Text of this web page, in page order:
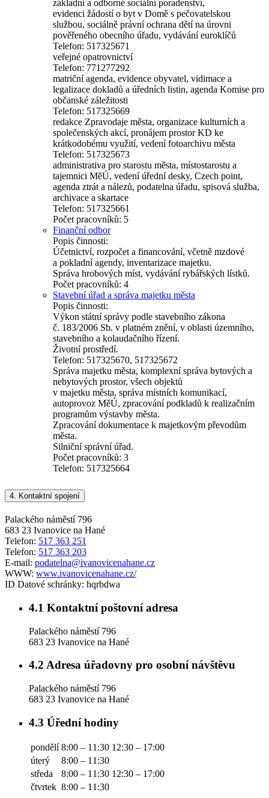
základní a odborné sociální poradenství,
evidenci žádostí o byt v Domě s pečovatelskou
službou, sociálně právní ochrana dětí na úrovni
pověřeného obecního úřadu, vydávání euroklíčů
Telefon: 517325671
veřejné opatrovnictví
Telefon: 771277292
matriční agenda, evidence obyvatel, vidimace a
legalizace dokladů a úředních listin, agenda Komise pro
občanské záležitosti
Telefon: 517325669
redakce Zpravodaje města, organizace kulturních a
společenských akcí, pronájem prostor KD ke
krátkodobému využití, vedení fotoarchivu města
Telefon: 517325673
administrativa pro starostu města, místostarostu a
tajemnici MěÚ, vedení úřední desky, Czech point,
agenda ztrát a nálezů, podatelna úřadu, spisová služba,
archivace a skartace
Telefon: 517325661
Počet pracovníků: 5
Finanční odbor
Popis činnosti:
Účetnictví, rozpočet a financování, včetně mzdové
a pokladní agendy, inventarizace majetku.
Správa hrobových míst, vydávání rybářských lístků.
Počet pracovníků: 4
Stavební úřad a správa majetku města
Popis činnosti:
Výkon státní správy podle stavebního zákona
č. 183/2006 Sb. v platném znění, v oblasti územního,
stavebního a kolaudačního řízení.
Životní prostředí.
Telefon: 517325670, 517325672
Správa majetku města, komplexní správa bytových a
nebytových prostor, všech objektů
v majetku města, správa místních komunikací,
autoprovoz MěÚ, zpracování podkladů k realizačním
programům výstavby města.
Zpracování dokumentace k majetkovým převodům
města.
Silniční správní úřad.
Počet pracovníků: 3
Telefon: 517325664
4. Kontaktní spojení
Palackého náměstí 796
683 23 Ivanovice na Hané
Telefon: 517 363 251
Telefon: 517 363 203
E-mail: podatelna@ivanovicenahane.cz
WWW: www.ivanovicenahane.cz/
ID Datové schránky: hqrbdwa
4.1 Kontaktní poštovní adresa
Palackého náměstí 796
683 23 Ivanovice na Hané
4.2 Adresa úřadovny pro osobní návštěvu
Palackého náměstí 796
683 23 Ivanovice na Hané
4.3 Úřední hodiny
pondělí 8:00 – 11:30 12:30 – 17:00
úterý
8:00 – 11:30
středa
8:00 – 11:30 12:30 – 17:00
čtvrtek 8:00 – 11:30